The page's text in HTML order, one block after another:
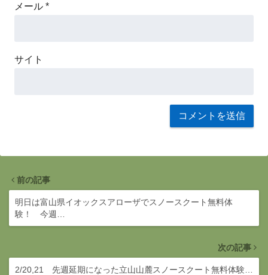
メール *
サイト
前の記事
明日は富山県イオックスアローザでスノースクート無料体
験！ 今週…
次の記事
2/20,21 先週延期になった立山山麓スノースクート無料体験…